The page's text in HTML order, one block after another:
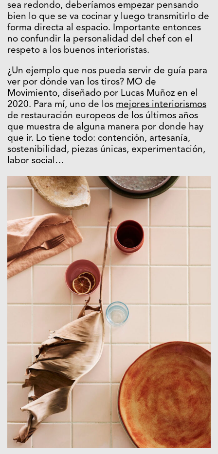
sea redondo, deberíamos empezar pensando
bien lo que se va cocinar y luego transmitirlo de
forma directa al espacio. Importante entonces
no confundir la personalidad del chef con el
respeto a los buenos interioristas.
¿Un ejemplo que nos pueda servir de guía para
ver por dónde van los tiros? MO de
Movimiento, diseñado por Lucas Muñoz en el
2020. Para mí, uno de los mejores interiorismos
de restauración europeos de los últimos años
que muestra de alguna manera por donde hay
que ir. Lo tiene todo: contención, artesanía,
sostenibilidad, piezas únicas, experimentación,
labor social…